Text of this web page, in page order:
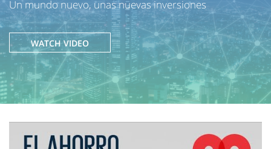
Un mundo nuevo, unas nuevas inversiones
WATCH VIDEO